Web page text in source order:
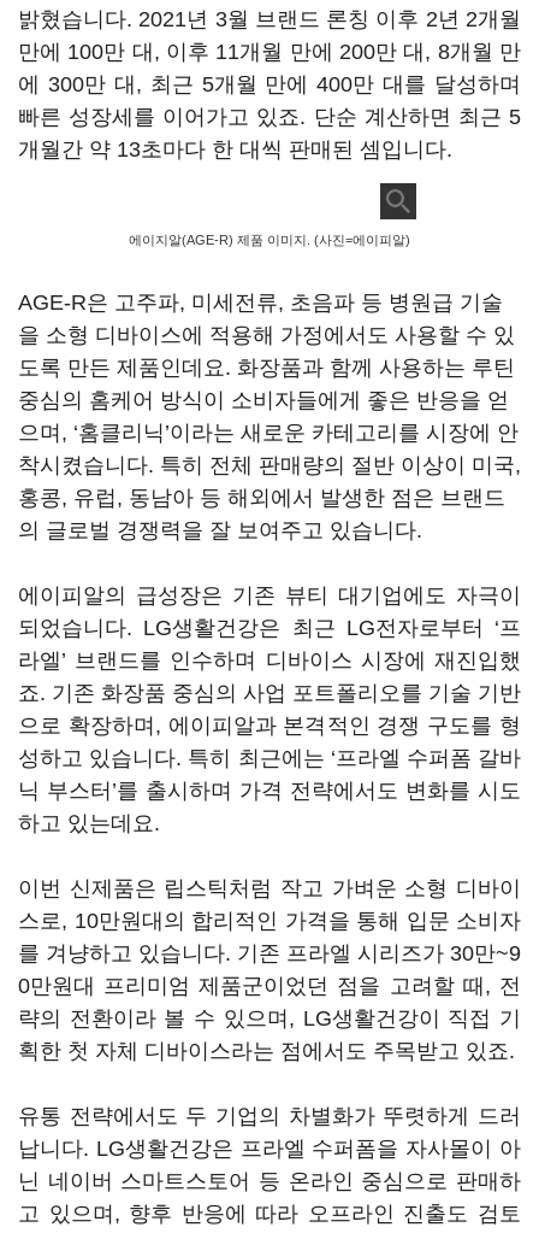
밝혔습니다. 2021년 3월 브랜드 론칭 이후 2년 2개월
만에 100만 대, 이후 11개월 만에 200만 대, 8개월 만
에 300만 대, 최근 5개월 만에 400만 대를 달성하며
빠른 성장세를 이어가고 있죠. 단순 계산하면 최근 5
개월간 약 13초마다 한 대씩 판매된 셈입니다.
에이지알(AGE-R) 제품 이미지. (사진=에이피알)
AGE-R은 고주파, 미세전류, 초음파 등 병원급 기술
을 소형 디바이스에 적용해 가정에서도 사용할 수 있
도록 만든 제품인데요. 화장품과 함께 사용하는 루틴
중심의 홈케어 방식이 소비자들에게 좋은 반응을 얻
으며, ‘홈클리닉’이라는 새로운 카테고리를 시장에 안
착시켰습니다. 특히 전체 판매량의 절반 이상이 미국,
홍콩, 유럽, 동남아 등 해외에서 발생한 점은 브랜드
의 글로벌 경쟁력을 잘 보여주고 있습니다.
에이피알의 급성장은 기존 뷰티 대기업에도 자극이
되었습니다. LG생활건강은 최근 LG전자로부터 ‘프
라엘’ 브랜드를 인수하며 디바이스 시장에 재진입했
죠. 기존 화장품 중심의 사업 포트폴리오를 기술 기반
으로 확장하며, 에이피알과 본격적인 경쟁 구도를 형
성하고 있습니다. 특히 최근에는 ‘프라엘 수퍼폼 갈바
닉 부스터’를 출시하며 가격 전략에서도 변화를 시도
하고 있는데요.
이번 신제품은 립스틱처럼 작고 가벼운 소형 디바이
스로, 10만원대의 합리적인 가격을 통해 입문 소비자
를 겨냥하고 있습니다. 기존 프라엘 시리즈가 30만~9
0만원대 프리미엄 제품군이었던 점을 고려할 때, 전
략의 전환이라 볼 수 있으며, LG생활건강이 직접 기
획한 첫 자체 디바이스라는 점에서도 주목받고 있죠.
유통 전략에서도 두 기업의 차별화가 뚜렷하게 드러
납니다. LG생활건강은 프라엘 수퍼폼을 자사몰이 아
닌 네이버 스마트스토어 등 온라인 중심으로 판매하
고 있으며, 향후 반응에 따라 오프라인 진출도 검토